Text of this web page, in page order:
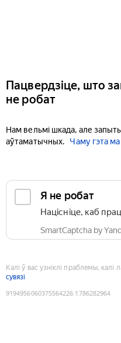
Пацвердзіце, што
не робат
Нам вельмі шкада, але
аўтаматычных.
Чаму гэта
Я не робат
Націсніце, каб
SmartCaptcha by
Калі ў вас узніклі праблемы, калі
сувязі
9194956060375564226:1786282964